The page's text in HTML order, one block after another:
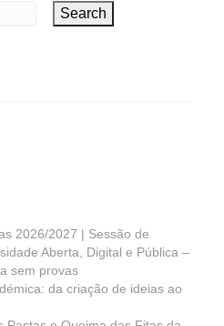
Search
2026/2027 | Sessão de
Aberta, Digital e Pública –
sem provas
da criação de ideias ao